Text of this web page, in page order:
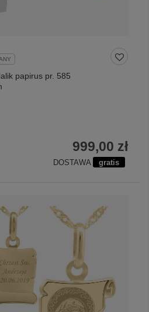
papirus pr. 585
999,00 zł
DOSTAWA gratis